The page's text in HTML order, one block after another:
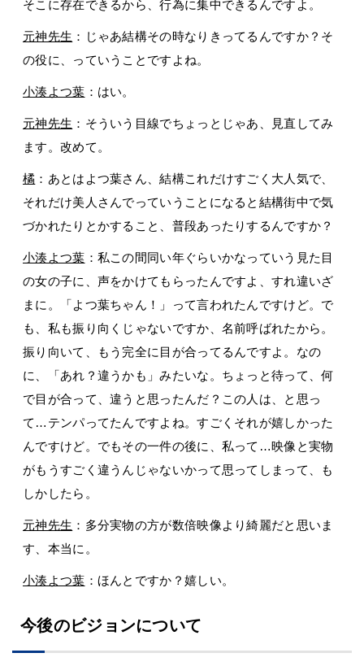
そこに存在できるから、行為に集中できるんですよ。
元神先生 ：じゃあ結構その時なりきってるんですか？そ
の役に、っていうことですよね。
小湊よつ葉 ：はい。
元神先生 ：そういう目線でちょっとじゃあ、見直してみ
ます。改めて。
橘 ：あとはよつ葉さん、結構これだけすごく大人気で、
それだけ美人さんでっていうことになると結構街中で気
づかれたりとかすること、普段あったりするんですか？
小湊よつ葉 ：私この間同い年ぐらいかなっていう見た目
の女の子に、声をかけてもらったんですよ、すれ違いざ
まに。「よつ葉ちゃん！」って言われたんですけど。で
も、私も振り向くじゃないですか、名前呼ばれたから。
振り向いて、もう完全に目が合ってるんですよ。なの
に、「あれ？違うかも」みたいな。ちょっと待って、何
で目が合って、違うと思ったんだ？この人は、と思っ
て…テンパってたんですよね。すごくそれが嬉しかった
んですけど。でもその一件の後に、私って…映像と実物
がもうすごく違うんじゃないかって思ってしまって、も
しかしたら。
元神先生 ：多分実物の方が数倍映像より綺麗だと思いま
す、本当に。
小湊よつ葉 ：ほんとですか？嬉しい。
今後のビジョンについて